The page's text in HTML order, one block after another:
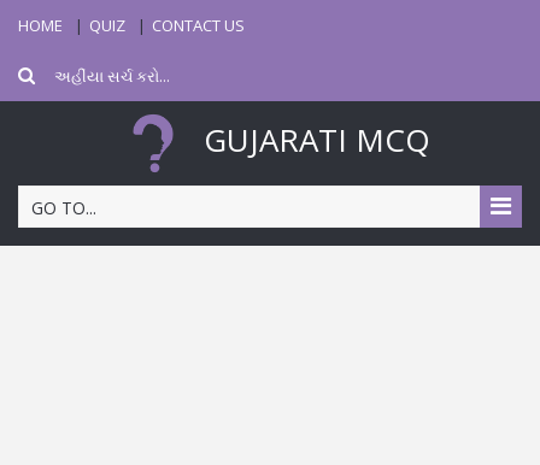
HOME QUIZ CONTACT US
GUJARATI MCQ
GO TO...